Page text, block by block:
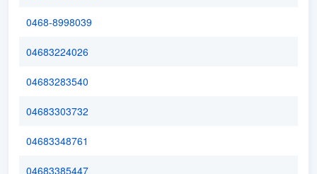
0468-8998039
04683224026
04683283540
04683303732
04683348761
04683385447